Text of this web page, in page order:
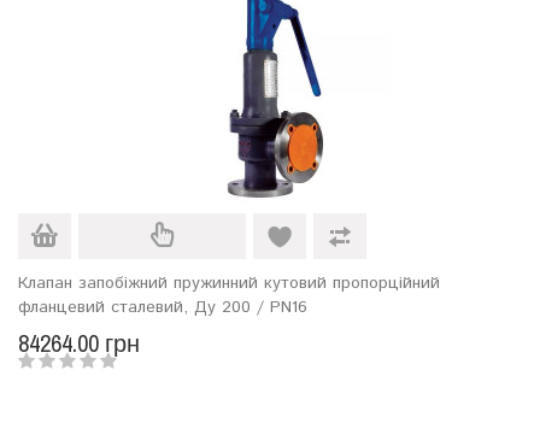
Клапан запобіжний пружинний кутовий пропорційний
фланцевий сталевий, Ду 200 / PN16
84264.00 грн